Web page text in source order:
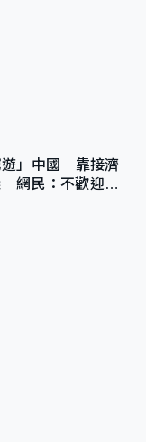
遊」中國 靠接濟
網民：不歡迎劣